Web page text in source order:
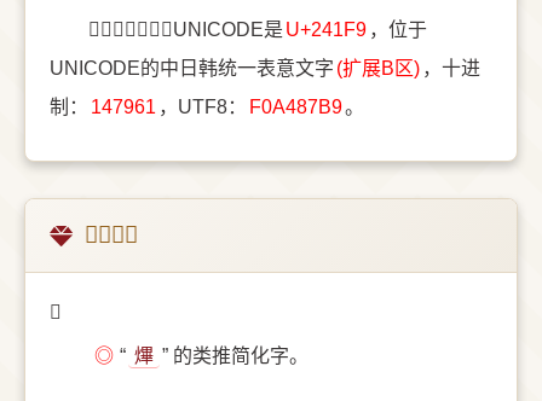
〔𤇹〕字统一码UNICODE是 U+241F9 ，位于
UNICODE的中日韩统一表意文字 (扩展B区) ，十进
制：
147961 ，UTF8： F0A487B9。
𤇹的意思
𤇹
◎ “ 熚 ” 的类推简化字。